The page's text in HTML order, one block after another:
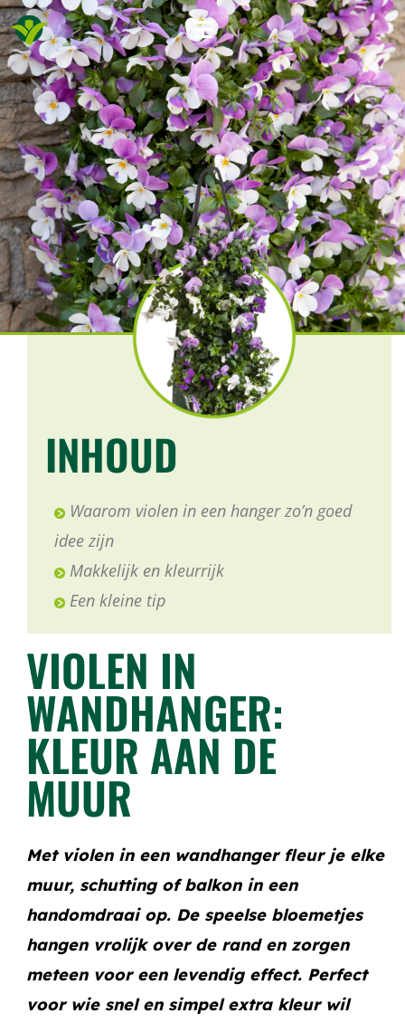
VIOLEN IN
WANDHANGER:
KLEUR AAN DE
MUUR
Met violen in een wandhanger fleur je elke
muur, schutting of balkon in een
handomdraai op. De speelse bloemetjes
hangen vrolijk over de rand en zorgen
meteen voor een levendig effect. Perfect
voor wie snel en simpel extra kleur wil
INHOUD
Waarom violen in een hanger zo’n goed
idee zijn
Makkelijk en kleurrijk
Een kleine tip